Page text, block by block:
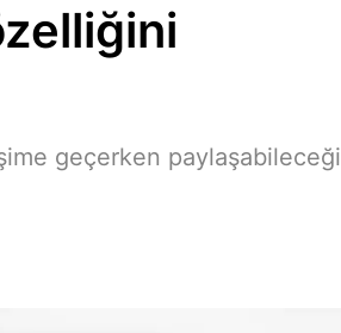
geçerken paylaşabileceği